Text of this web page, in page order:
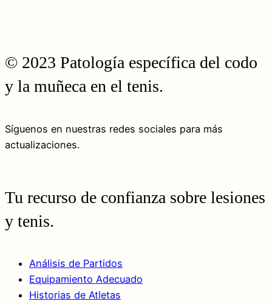
© 2023 Patología específica del codo
y la muñeca en el tenis.
Síguenos en nuestras redes sociales para más
actualizaciones.
Tu recurso de confianza sobre lesiones
y tenis.
Análisis de Partidos
Equipamiento Adecuado
Historias de Atletas